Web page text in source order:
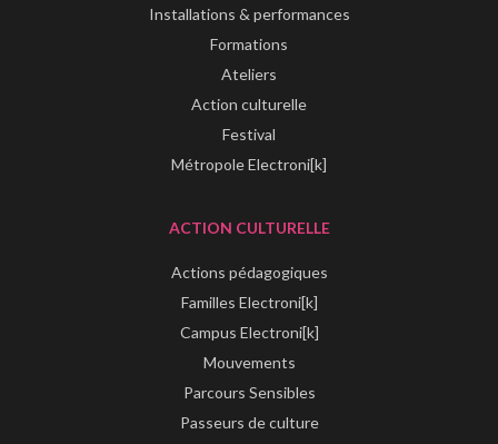
Installations & performances
Formations
Ateliers
Action culturelle
Festival
Métropole Electroni[k]
ACTION CULTURELLE
Actions pédagogiques
Familles Electroni[k]
Campus Electroni[k]
Mouvements
Parcours Sensibles
Passeurs de culture